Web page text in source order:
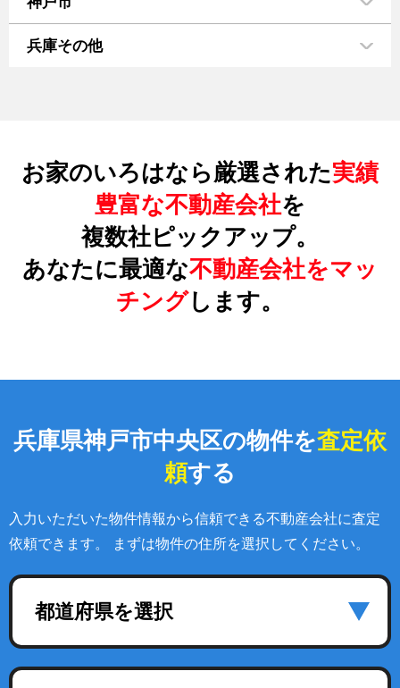
兵庫その他
お家のいろはなら厳選された実績
豊富な不動産会社を
複数社ピックアップ。
あなたに最適な不動産会社をマッ
チングします。
兵庫県神戸市中央区の物件を査定依
頼する
入力いただいた物件情報から信頼できる不動産会社に査定
依頼できます。 まずは物件の住所を選択してください。
都道府県を選択